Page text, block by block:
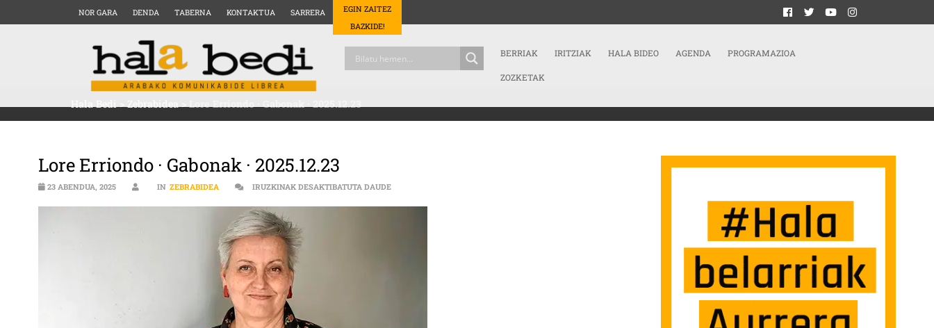
NOR GARA DENDA TABERNA KONTAKTUA SARRERA
EGIN ZAITEZ
BAZKIDE!
BERRIAK IRITZIAK HALA BIDEO AGENDA PROGRAMAZIOA
ZOZKETAK
Hala Bedi>Zebrabidea>Lore Erriondo · Gabonak · 2025.12.23
Lore Erriondo · Gabonak · 2025.12.23
23 ABENDUA, 2025 IN ZEBRABIDEA IRUZKINAK DESAKTIBATUTA DAUDELORE ERRIONDO · GABONAK · 2025.12.23 SARRERAN